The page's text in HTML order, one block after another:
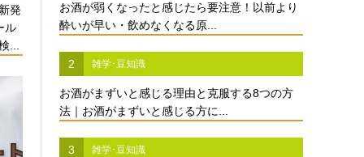
発
ル
...
お酒が弱くなったと感じたら要注意！以前より
酔いが早い・飲めなくなる原...
2 雑学･豆知識
お酒がまずいと感じる理由と克服する8つの方
法｜お酒がまずいと感じる方に...
3 雑学･豆知識